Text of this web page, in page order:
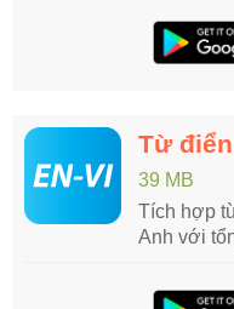
Từ
39 MB
Tích hợp
Anh với